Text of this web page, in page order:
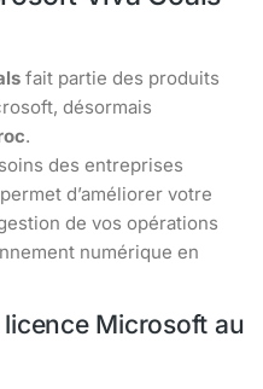
fait partie des produits
désormais
.
des entreprises
d’améliorer votre
de vos opérations
numérique en
Microsoft au